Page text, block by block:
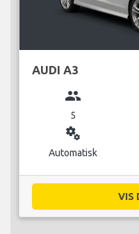
AUDI A3
group
5
miscellaneous_services
Automatisk
VIS